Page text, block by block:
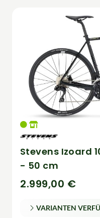
Stevens Izoard
- 50 cm
2.999,00 €
VARIANTEN